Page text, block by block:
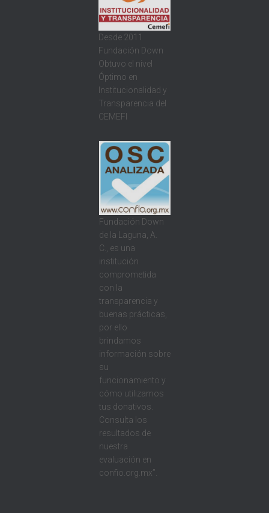
Desde 2011
Fundación Down
Obtuvo el nivel
Óptimo en
Institucionalidad y
Transparencia del
CEMEFI
Fundación Down
de la Laguna, A.
C., es una
institución
comprometida
con la
transparencia y
buenas prácticas,
por ello
brindamos
información sobre
su
funcionamiento y
cómo utilizamos
tus donativos.
Consulta los
resultados de
nuestra
evaluación en
confio.org.mx”.